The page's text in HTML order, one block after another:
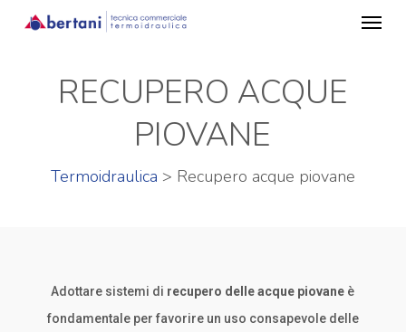
RECUPERO ACQUE
PIOVANE
Termoidraulica > Recupero acque piovane
Adottare sistemi di recupero delle acque piovane è
fondamentale per favorire un uso consapevole delle